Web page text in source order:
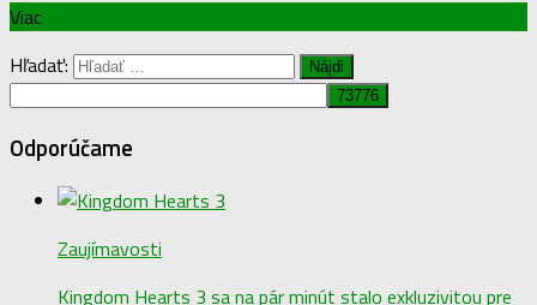
Viac
Hľadať:
Odporúčame
Zaujímavosti
Kingdom Hearts 3 sa na pár minút stalo exkluzivitou pre